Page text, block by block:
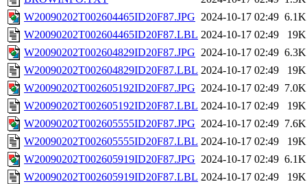
W20090202T002604465ID20F87.JPG 2024-10-17 02:49 6.1K
W20090202T002604465ID20F87.LBL 2024-10-17 02:49
19K
W20090202T002604829ID20F87.JPG 2024-10-17 02:49 6.3K
W20090202T002604829ID20F87.LBL 2024-10-17 02:49
19K
W20090202T002605192ID20F87.JPG 2024-10-17 02:49 7.0K
W20090202T002605192ID20F87.LBL 2024-10-17 02:49
19K
W20090202T002605555ID20F87.JPG 2024-10-17 02:49 7.6K
W20090202T002605555ID20F87.LBL 2024-10-17 02:49
19K
W20090202T002605919ID20F87.JPG 2024-10-17 02:49 6.1K
W20090202T002605919ID20F87.LBL 2024-10-17 02:49
19K